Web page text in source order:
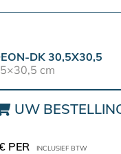
DK 30,5X30,5
cm
UW
PER INCLUSIEF BTW